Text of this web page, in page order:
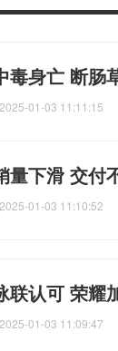
毒身亡 断肠
2025-01-03 11:11:15
量下滑 交付
2025-01-03 11:10:52
联认可 荣耀
2025-01-03 11:09:47